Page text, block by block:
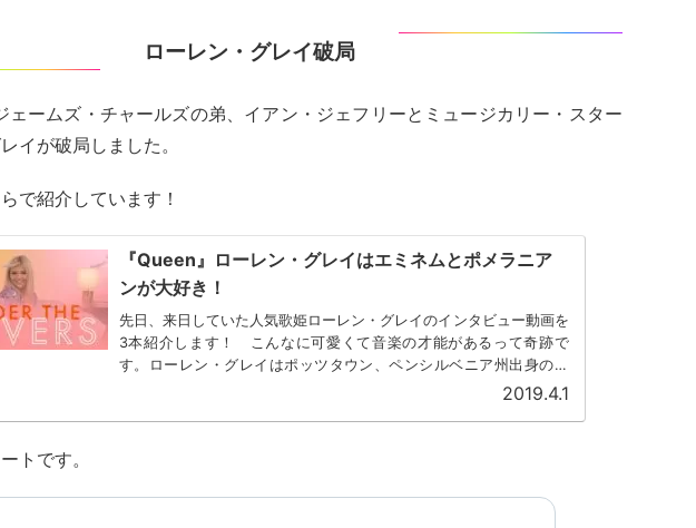
ローレン・グレイ破局
ェームズ・チャールズの弟、イアン・ジェフリーとミュージカリー・スター
イが破局しました。
で紹介しています！
『Queen』ローレン・グレイはエミネムとポメラニア
ンが大好き！
先日、来日していた人気歌姫ローレン・グレイのインタビュー動画を
3本紹介します！ こんなに可愛くて音楽の才能があるって奇跡で
す。ローレン・グレイはポッツタウン、ペンシルベニア州出身の。
2019.4.1
トです。